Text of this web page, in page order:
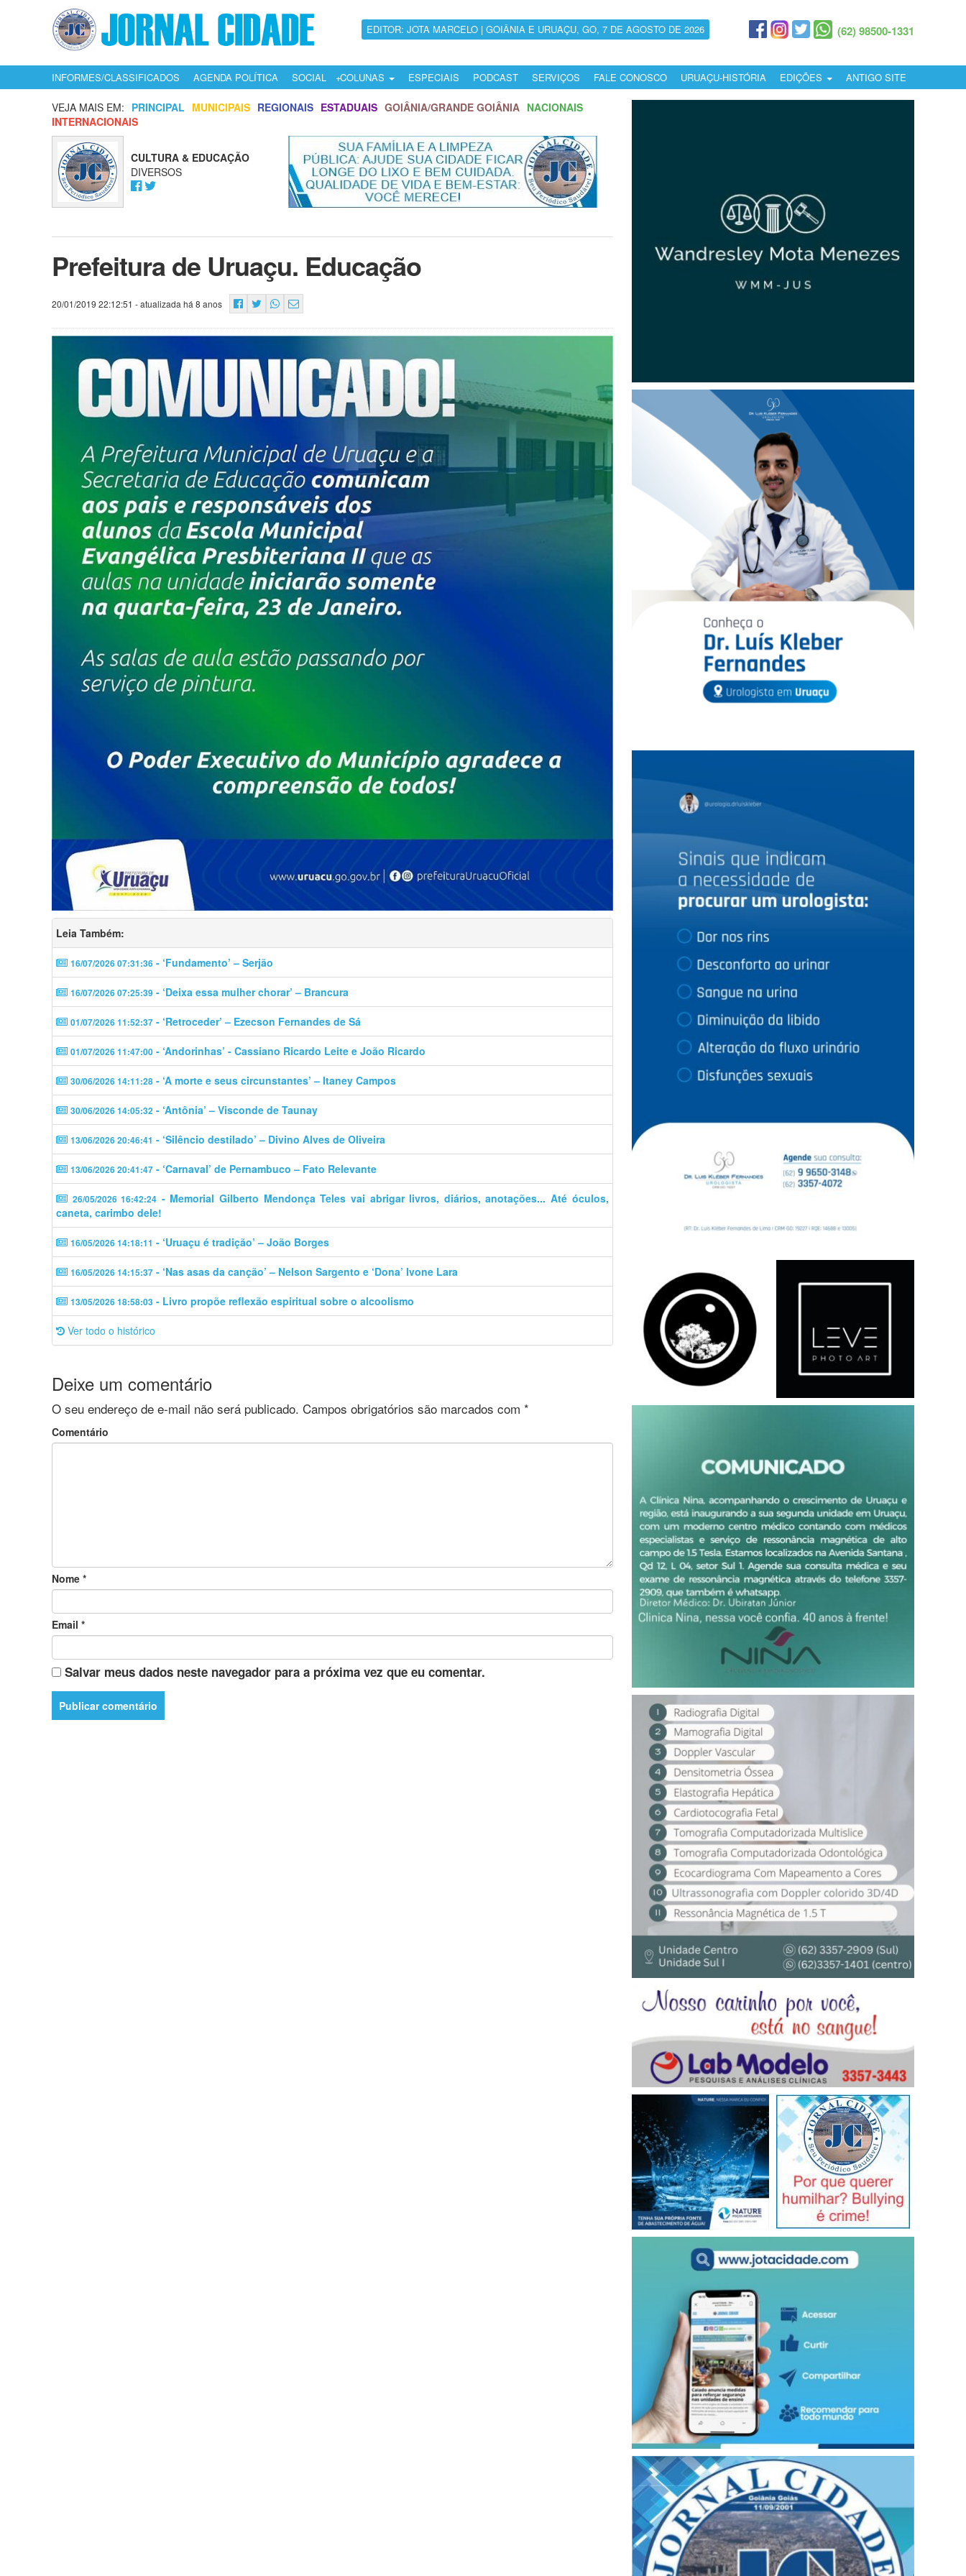
EDITOR: JOTA MARCELO | GOIÂNIA E URUAÇU, GO, 7 DE AGOSTO DE 2026 (62) 98500-1331
INFORMES/CLASSIFICADOS AGENDA POLÍTICA SOCIAL COLUNAS ESPECIAIS PODCAST SERVIÇOS FALE CONOSCO URUAÇU-HISTÓRIA EDIÇÕES ANTIGO SITE
VEJA MAIS EM: PRINCIPAL MUNICIPAIS REGIONAIS ESTADUAIS GOIÂNIA/GRANDE GOIÂNIA NACIONAIS
INTERNACIONAIS
CULTURA & EDUCAÇÃO
DIVERSOS
Prefeitura de Uruaçu. Educação
20/01/2019 22:12:51 - atualizada há 8 anos
Leia Também:
16/07/2026 07:31:36 - ‘Fundamento’ – Serjão
16/07/2026 07:25:39 - ‘Deixa essa mulher chorar’ – Brancura
01/07/2026 11:52:37 - ‘Retroceder’ – Ezecson Fernandes de Sá
01/07/2026 11:47:00 - ‘Andorinhas’ - Cassiano Ricardo Leite e João Ricardo
30/06/2026 14:11:28 - ‘A morte e seus circunstantes’ – Itaney Campos
30/06/2026 14:05:32 - ‘Antônia’ – Visconde de Taunay
13/06/2026 20:46:41 - ‘Silêncio destilado’ – Divino Alves de Oliveira
13/06/2026 20:41:47 - ‘Carnaval’ de Pernambuco – Fato Relevante
26/05/2026 16:42:24 - Memorial Gilberto Mendonça Teles vai abrigar livros, diários, anotações... Até óculos,
caneta, carimbo dele!
16/05/2026 14:18:11 - ‘Uruaçu é tradição’ – João Borges
16/05/2026 14:15:37 - ‘Nas asas da canção’ – Nelson Sargento e ‘Dona’ Ivone Lara
13/05/2026 18:58:03 - Livro propõe reflexão espiritual sobre o alcoolismo
Ver todo o histórico
Deixe um comentário
O seu endereço de e-mail não será publicado. Campos obrigatórios são marcados com *
Comentário
Nome *
Email *
Salvar meus dados neste navegador para a próxima vez que eu comentar.